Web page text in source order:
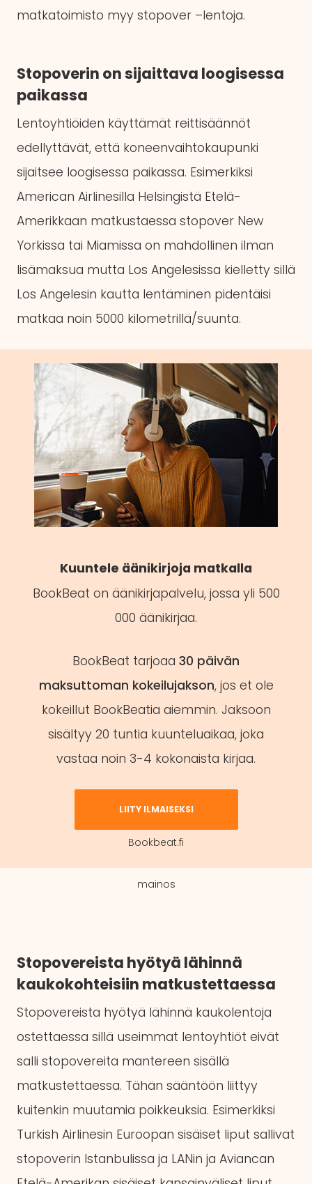
matkatoimisto myy stopover –lentoja.
Stopoverin on sijaittava loogisessa
paikassa
Lentoyhtiöiden käyttämät reittisäännöt
edellyttävät, että koneenvaihtokaupunki
sijaitsee loogisessa paikassa. Esimerkiksi
American Airlinesilla Helsingistä Etelä-
Amerikkaan matkustaessa stopover New
Yorkissa tai Miamissa on mahdollinen ilman
lisämaksua mutta Los Angelesissa kielletty sillä
Los Angelesin kautta lentäminen pidentäisi
matkaa noin 5000 kilometrillä/suunta.
Kuuntele äänikirjoja matkalla
BookBeat on äänikirjapalvelu, jossa yli 500
000 äänikirjaa.
BookBeat tarjoaa 30 päivän
maksuttoman kokeilujakson, jos et ole
kokeillut BookBeatia aiemmin. Jaksoon
sisältyy 20 tuntia kuunteluaikaa, joka
vastaa noin 3-4 kokonaista kirjaa.
LIITY ILMAISEKSI
Bookbeat.fi
mainos
Stopovereista hyötyä lähinnä
kaukokohteisiin matkustettaessa
Stopovereista hyötyä lähinnä kaukolentoja
ostettaessa sillä useimmat lentoyhtiöt eivät
salli stopovereita mantereen sisällä
matkustettaessa. Tähän sääntöön liittyy
kuitenkin muutamia poikkeuksia. Esimerkiksi
Turkish Airlinesin Euroopan sisäiset liput sallivat
stopoverin Istanbulissa ja LANin ja Aviancan